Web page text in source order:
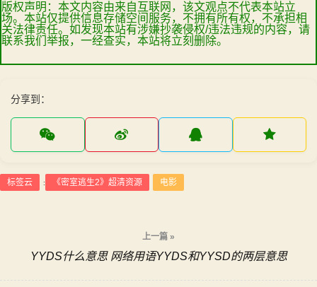
版权声明：本文内容由来自互联网，该文观点不代表本站立
场。本站仅提供信息存储空间服务，不拥有所有权，不承担相
关法律责任。如发现本站有涉嫌抄袭侵权/违法违规的内容，请
联系我们举报，一经查实，本站将立刻删除。
分享到：
标签云 : 《密室逃生2》超清资源 电影
上一篇 »
YYDS什么意思 网络用语YYDS和YYSD的两层意思